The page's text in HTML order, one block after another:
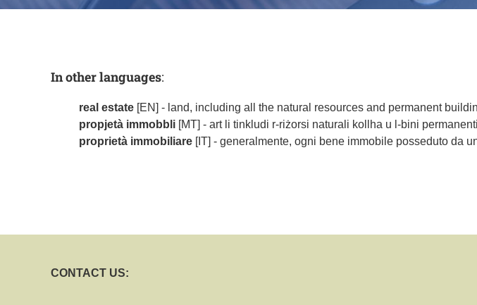
In other languages:
real estate [EN] - land, including all the natural resources and permanent
propjetà immobbli [MT] - art li tinkludi r-riżorsi naturali kollha u l-bini
proprietà immobiliare [IT] - generalmente, ogni bene immobile posseduto da
CONTACT US: